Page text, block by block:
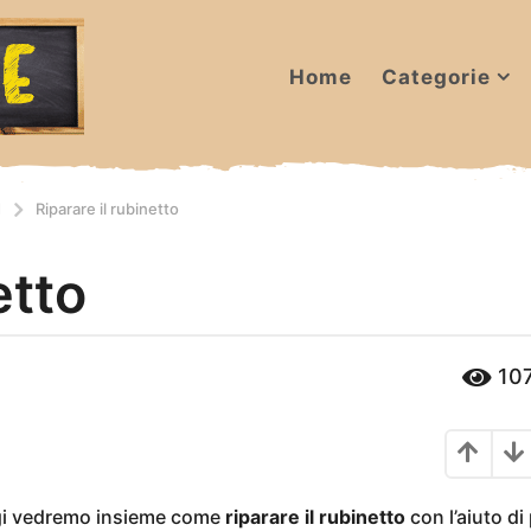
Home Categorie
Riparare il rubinetto
vedremo insieme come riparare il rubinetto con l’aiuto